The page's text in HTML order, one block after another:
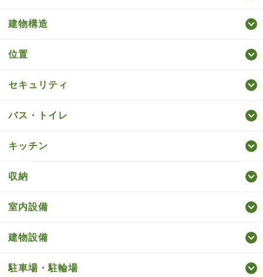
建物構造
位置
セキュリティ
バス・トイレ
キッチン
収納
室内設備
建物設備
駐車場・駐輪場